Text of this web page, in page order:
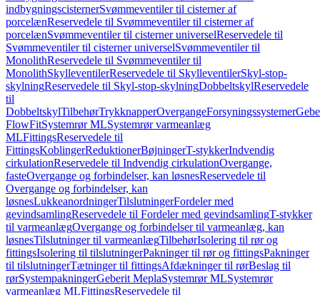
indbygningscisternerSvømmeventiler til cisterner af
porcelænReservedele til Svømmeventiler til cisterner af
porcelænSvømmeventiler til cisterner universelReservedele til
Svømmeventiler til cisterner universelSvømmeventiler til
MonolithReservedele til Svømmeventiler til
MonolithSkylleventilerReservedele til SkylleventilerSkyl-stop-
skylningReservedele til Skyl-stop-skylningDobbeltskylReservedele
til
DobbeltskylTilbehørTrykknapperOvergangeForsyningssystemer
FlowFitSystemrør MLSystemrør varmeanlæg
MLFittingsReservedele til
FittingsKoblingerReduktionerBøjningerT-stykkerIndvendig
cirkulationReservedele til Indvendig cirkulationOvergange,
fasteOvergange og forbindelser, kan løsnesReservedele til
Overgange og forbindelser, kan
løsnesLukkeanordningerTilslutningerFordeler med
gevindsamlingReservedele til Fordeler med gevindsamlingT-stykker
til varmeanlægOvergange og forbindelser til varmeanlæg, kan
løsnesTilslutninger til varmeanlægTilbehørIsolering til rør og
fittingsIsolering til tilslutningerPakninger til rør og fittingsPakninger
til tilslutningerTætninger til fittingsAfdækninger til rørBeslag til
rørSystempakningerGeberit MeplaSystemrør MLSystemrør
varmeanlæg MLFittingsReservedele til